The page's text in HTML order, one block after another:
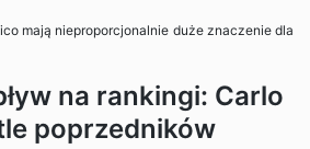
mają nieproporcjonalnie duże znaczenie dla
na rankingi: Carlo
poprzedników